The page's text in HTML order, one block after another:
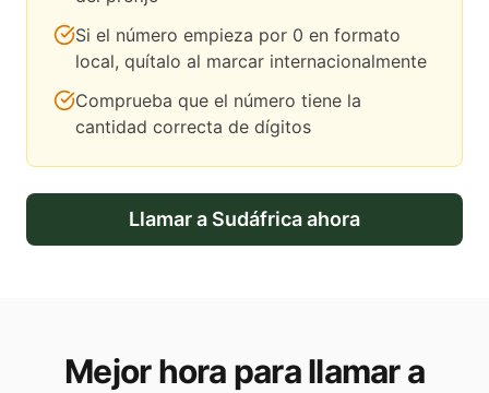
Si el número empieza por 0 en formato
local, quítalo al marcar internacionalmente
Comprueba que el número tiene la
cantidad correcta de dígitos
Llamar a Sudáfricaahora
Mejor hora para llamar a